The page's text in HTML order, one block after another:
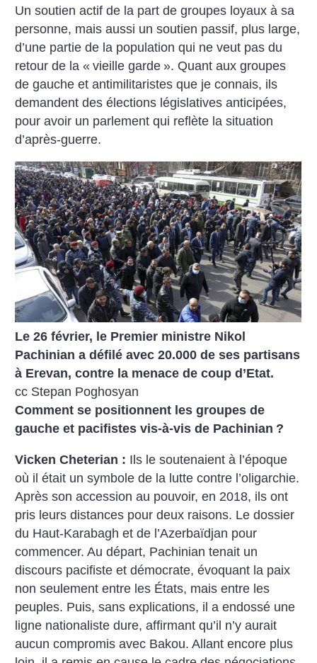
Un soutien actif de la part de groupes loyaux à sa
personne, mais aussi un soutien passif, plus large,
d’une partie de la population qui ne veut pas du
retour de la « vieille garde ». Quant aux groupes
de gauche et antimilitaristes que je connais, ils
demandent des élections législatives anticipées,
pour avoir un parlement qui reflète la situation
d’après-guerre.
Le 26 février, le Premier ministre Nikol
Pachinian a défilé avec 20.000 de ses partisans
à Erevan, contre la menace de coup d’Etat.
cc Stepan Poghosyan
Comment se positionnent les groupes de
gauche et pacifistes vis-à-vis de Pachinian ?
Vicken Cheterian : Ils le soutenaient à l’époque
où il était un symbole de la lutte contre l’oligarchie.
Après son accession au pouvoir, en 2018, ils ont
pris leurs distances pour deux raisons. Le dossier
du Haut-Karabagh et de l’Azerbaïdjan pour
commencer. Au départ, Pachinian tenait un
discours pacifiste et démocrate, évoquant la paix
non seulement entre les États, mais entre les
peuples. Puis, sans explications, il a endossé une
ligne nationaliste dure, affirmant qu’il n’y aurait
aucun compromis avec Bakou. Allant encore plus